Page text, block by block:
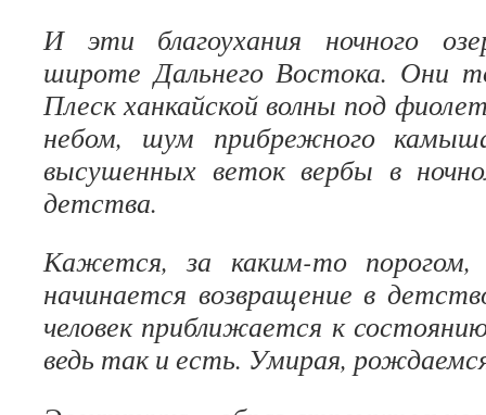
И эти благоухания ночного
широте Дальнего Востока. Они
Плеск ханкайской волны под
небом, шум прибрежного
высушенных веток вербы в
детства.
Кажется, за каким-то порогом,
начинается возвращение в
человек приближается к
ведь так и есть. Умирая,